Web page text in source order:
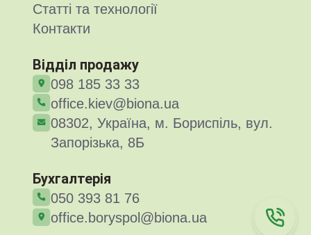
Статті та технології
Контакти
Відділ продажу
098 185 33 33
office.kiev@biona.ua
08302, Україна, м. Бориспіль, вул.
Запорізька, 8Б
Бухгалтерія
050 393 81 76
office.boryspol@biona.ua